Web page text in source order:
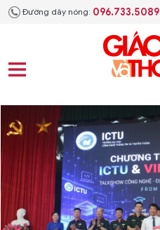
Đường dây nóng: 096.733.5089